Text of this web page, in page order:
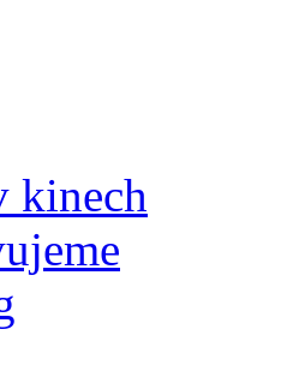
kinech